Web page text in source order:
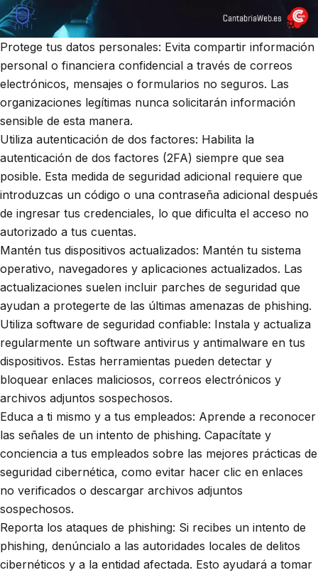
Protege tus datos personales: Evita compartir información
personal o financiera confidencial a través de correos
electrónicos, mensajes o formularios no seguros. Las
organizaciones legítimas nunca solicitarán información
sensible de esta manera.
Utiliza autenticación de dos factores: Habilita la
autenticación de dos factores (2FA) siempre que sea
posible. Esta medida de seguridad adicional requiere que
introduzcas un código o una contraseña adicional después
de ingresar tus credenciales, lo que dificulta el acceso no
autorizado a tus cuentas.
Mantén tus dispositivos actualizados: Mantén tu sistema
operativo, navegadores y aplicaciones actualizados. Las
actualizaciones suelen incluir parches de seguridad que
ayudan a protegerte de las últimas amenazas de phishing.
Utiliza software de seguridad confiable: Instala y actualiza
regularmente un software antivirus y antimalware en tus
dispositivos. Estas herramientas pueden detectar y
bloquear enlaces maliciosos, correos electrónicos y
archivos adjuntos sospechosos.
Educa a ti mismo y a tus empleados: Aprende a reconocer
las señales de un intento de phishing. Capacítate y
conciencia a tus empleados sobre las mejores prácticas de
seguridad cibernética, como evitar hacer clic en enlaces
no verificados o descargar archivos adjuntos
sospechosos.
Reporta los ataques de phishing: Si recibes un intento de
phishing, denúncialo a las autoridades locales de delitos
cibernéticos y a la entidad afectada. Esto ayudará a tomar